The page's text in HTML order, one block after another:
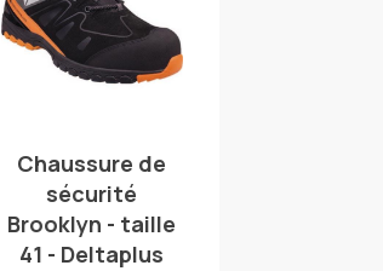
Chaussure de
sécurité
Brooklyn - taille
41 - Deltaplus